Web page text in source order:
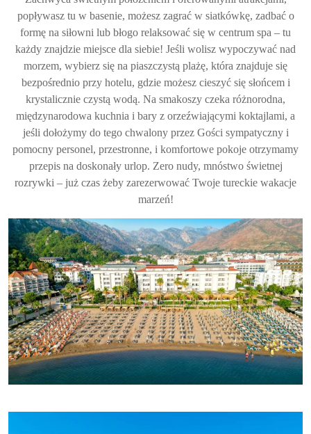
popływasz tu w basenie, możesz zagrać w siatkówkę, zadbać o
formę na siłowni lub błogo relaksować się w centrum spa – tu
każdy znajdzie miejsce dla siebie! Jeśli wolisz wypoczywać nad
morzem, wybierz się na piaszczystą plażę, która znajduje się
bezpośrednio przy hotelu, gdzie możesz cieszyć się słońcem i
krystalicznie czystą wodą. Na smakoszy czeka różnorodna,
międzynarodowa kuchnia i bary z orzeźwiającymi koktajlami, a
jeśli dołożymy do tego chwalony przez Gości sympatyczny i
pomocny personel, przestronne, i komfortowe pokoje otrzymamy
przepis na doskonały urlop. Zero nudy, mnóstwo świetnej
rozrywki – już czas żeby zarezerwować Twoje tureckie wakacje
marzeń!